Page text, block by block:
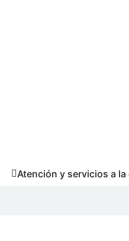
Atención y servicios a la